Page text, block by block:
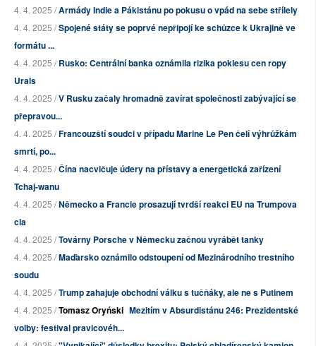
4. 4. 2025 /Armády Indie a Pákistánu po pokusu o vpád na sebe střílely
4. 4. 2025 /Spojené státy se poprvé nepřipojí ke schůzce k Ukrajině ve
formátu ...
4. 4. 2025 /Rusko: Centrální banka oznámila rizika poklesu cen ropy
Urals
4. 4. 2025 /V Rusku začaly hromadně zavírat společnosti zabývající se
přepravou...
4. 4. 2025 /Francouzští soudci v případu Marine Le Pen čelí výhrůžkám
smrtí, po...
4. 4. 2025 /Čína nacvičuje údery na přístavy a energetická zařízení
Tchaj-wanu
4. 4. 2025 /Německo a Francie prosazují tvrdší reakci EU na Trumpova
cla
4. 4. 2025 /Továrny Porsche v Německu začnou vyrábět tanky
4. 4. 2025 /Maďarsko oznámilo odstoupení od Mezinárodního trestního
soudu
4. 4. 2025 /Trump zahajuje obchodní válku s tučňáky, ale ne s Putinem
4. 4. 2025 /Tomasz Oryński Mezitím v Absurdistánu 246: Prezidentské
volby: festival pravicovéh...